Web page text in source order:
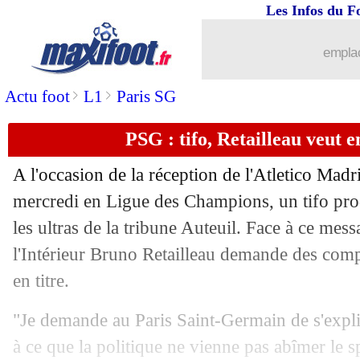
Actu foot> L1 > Paris SG
Les Infos du
PSG : tifo, Retailleau veut
A l'occasion de la réception de l'Atletico
mercredi en Ligue des Champions, un tifo
les ultras de la tribune Auteuil. Face à ce
l'Intérieur Bruno Retailleau demande des
en titre.
"Je demande au Paris Saint-Germain de
à ce que la politique ne vienne pas abîmer le
: Deschamps se justifie pour
07/11 Rennes: Stéphan, c'est bien fini
07/11 EdF: la liste sans Mbappé et avec
07/11 Rennes: Stéphan mis à pied,
07/11 EdF: Mbappé encore absent ?
07/11 Real
PSG : le faux 9, Luccin comprend